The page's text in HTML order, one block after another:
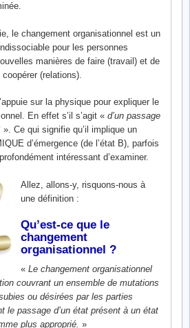
le changement organisationnel est un
pour les personnes
manières de faire (travail) et de
(relations).
sur la physique pour expliquer le
En effet s’il s’agit « d’un passage
». Ce qui signifie qu’il implique un
d’émergence (de l’état B), parfois
intéressant d’examiner.
Allez, allons-y, risquons-nous à
une définition :
Qu’est-ce que le
changement
organisationnel ?
« Le changement organisationnel
couvrant un ensemble de mutations
ou désirées par les parties
le passage d’un état présent à un état
plus approprié. »